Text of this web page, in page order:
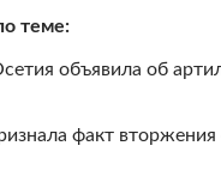
теме
объявила об
факт